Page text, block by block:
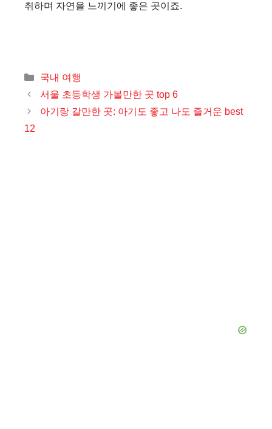
취하며 자연을 느끼기에 좋은 곳이죠.
카
테
리
국내 여행
서울 초등학생 가볼만한 곳 top 6
아기랑 갈만한 곳: 아기도 좋고 나도 즐거운 best
12